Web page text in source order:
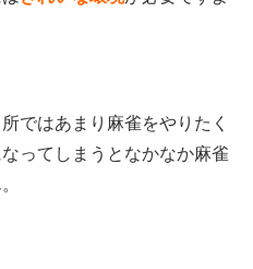
ではあまり麻雀をやりたく
ってしまうとなかなか麻雀